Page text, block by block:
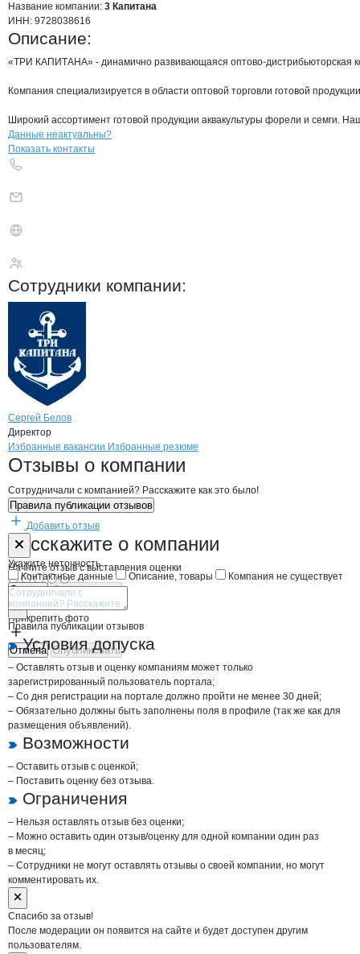
Название компании: 3 Капитана
ИНН: 9728038616
Описание:
«ТРИ КАПИТАНА» - динамично развивающаяся оптово-дистрибьюторская
Компания специализируется в области оптовой торговли готовой
Широкий ассортимент готовой продукции аквакультуры форели и семги.
Контактыкомпании
+7(800)000-00-..
Данные неактуальны?
Показать контакты
Сотрудники компании:
Сергей Белов
Директор
Брендыкомпани 3 Капитана
Вакансии в3 Капитана
Избранные вакансии Избранные резюме
Новости o3 Капитана, ООО
Отзывы о компании
Сотрудничали с компанией? Расскажите как это было!
Правила публикации отзывов
Добавить отзыв
Расскажите о компании
Начните отзыв с выставления оценки
Прикрепить фото
Отмена Опубликовать
Форма обратной связи о неточностях
Укажите неточность
Контактные данные
Описание, товары Компания не существует
Отмена Опубликовать
Правила публикации отзывов
Условия допуска
– Оставлять отзыв и оценку компаниям может только
зарегистрированный пользователь портала;
– Со дня регистрации на портале должно пройти не менее 30 дней;
– Обязательно должны быть заполнены поля в профиле (так же как для
размещения объявлений).
Возможности
– Оставить отзыв с оценкой;
– Поставить оценку без отзыва.
Ограничения
– Нельзя оставлять отзыв без оценки;
– Можно оставить один отзыв/оценку для одной компании один раз
в месяц;
– Сотрудники не могут оставлять отзывы о своей компании, но могут
комментировать их.
Спасибо за отзыв!
После модерации он появится на сайте и будет доступен другим
пользователям.